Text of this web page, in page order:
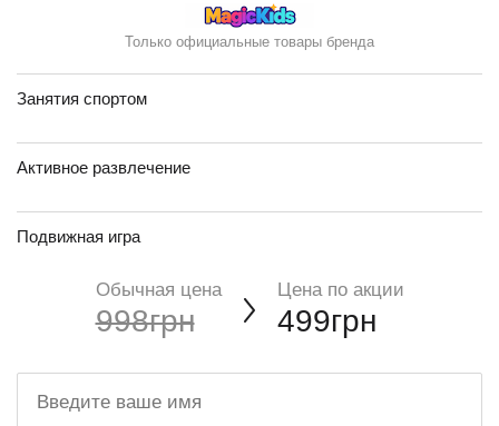
Только официальные товары бренда
Занятия спортом
Активное развлечение
Подвижная игра
Обычная цена
998грн
Цена по акции
499грн